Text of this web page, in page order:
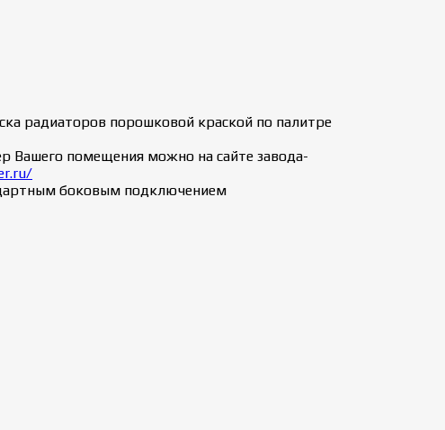
радиаторов порошковой краской по палитре
Вашего помещения можно на сайте завода-
боковым подключением